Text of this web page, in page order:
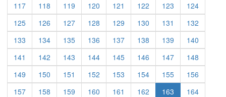
117
118 119 120 121 122 123
124
125
126 127 128 129 130 131
132
133
134 135 136 137 138 139
140
141
142 143 144 145 146 147
148
149
150 151 152 153 154 155
156
157
158 159 160 161 162 163
164